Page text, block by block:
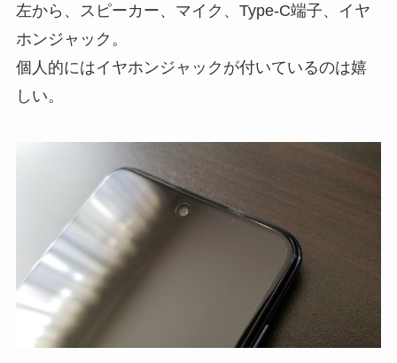
左から、スピーカー、マイク、Type-C端子、イヤ
ホンジャック。
個人的にはイヤホンジャックが付いているのは嬉
しい。